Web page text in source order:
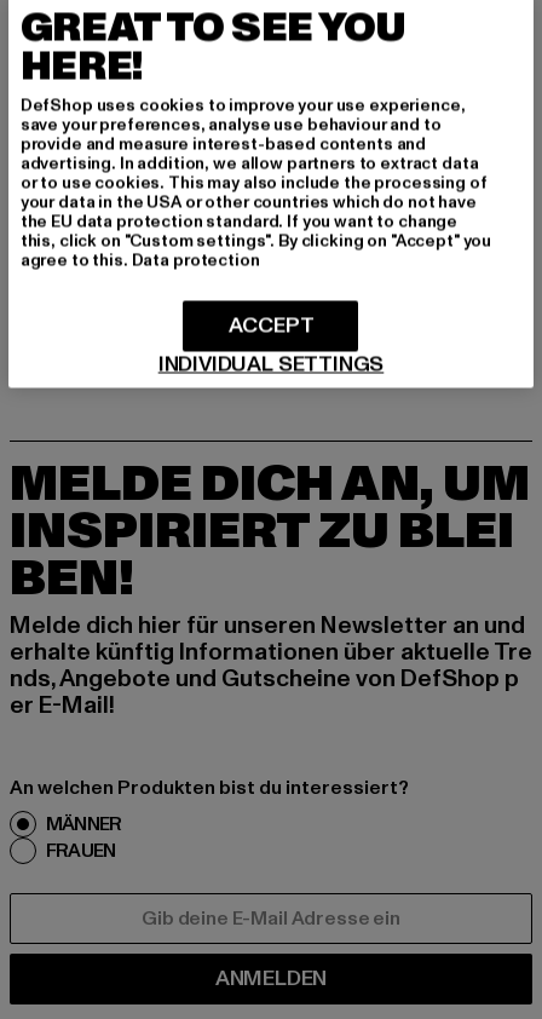
Hersteller: Urban Styles Agency GmbH & Co. KG |
agentur@urbanstylesagency.com
Schanzenstraße 41 | 51063 Köln | DE
GRÖSSE & PASSFORM
PFLEGEHINWEISE
LIEFERUNG & RÜCKGABE
MELDE DICH AN, UM
INSPIRIERT ZU BLEI
BEN!
Melde dich hier für unseren Newsletter an und
erhalte künftig Informationen über aktuelle Tre
nds, Angebote und Gutscheine von DefShop p
er E-Mail!
An welchen Produkten bist du interessiert?
MÄNNER
FRAUEN
ANMELDEN
GREAT TO SEE YOU
HERE!
DefShop uses cookies to improve your use experience,
save your preferences, analyse use behaviour and to
provide and measure interest-based contents and
advertising. In addition, we allow partners to extract data
or to use cookies. This may also include the processing of
your data in the USA or other countries which do not have
the EU data protection standard. If you want to change
this, click on "Custom settings". By clicking on "Accept" you
agree to this. Data protection
INDIVIDUAL SETTINGS
ACCEPT